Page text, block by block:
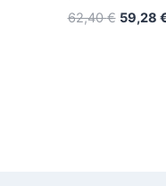
62,40€ El
59,28